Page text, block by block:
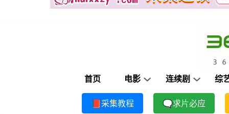
首页 电影 连续剧 综
📕采集教程 🗨求片必应